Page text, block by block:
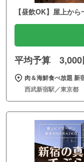
【昼飲OK】屋上か
平均予算 3,000
肉＆海鮮食べ放題 新
西武新宿駅／東京都